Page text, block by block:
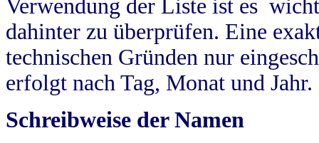
Verwendung der Liste ist es
dahinter zu überprüfen. Eine
technischen Gründen nur
erfolgt nach Tag, Monat und Jahr.
Schreibweise der Namen